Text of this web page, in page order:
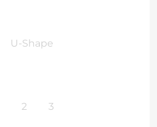
U-Shape
2 3